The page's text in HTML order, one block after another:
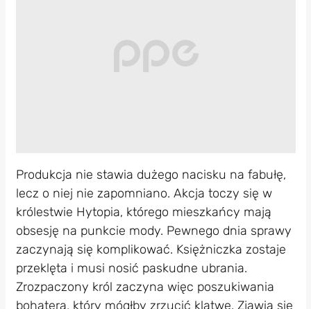
Produkcja nie stawia dużego nacisku na fabułę,
lecz o niej nie zapomniano. Akcja toczy się w
królestwie Hytopia, którego mieszkańcy mają
obsesję na punkcie mody. Pewnego dnia sprawy
zaczynają się komplikować. Księżniczka zostaje
przeklęta i musi nosić paskudne ubrania.
Zrozpaczony król zaczyna więc poszukiwania
bohatera, który mógłby zrzucić klątwę. Zjawia się